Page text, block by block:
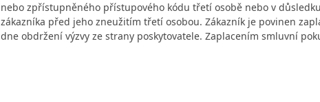
nebo zpřístupněného přístupového kódu třetí osobě nebo v
zákazníka před jeho zneužitím třetí osobou. Zákazník je povinen
dne obdržení výzvy ze strany poskytovatele. Zaplacením smluvní